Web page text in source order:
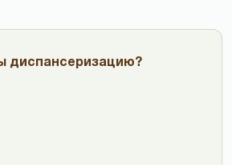
диспансеризацию?